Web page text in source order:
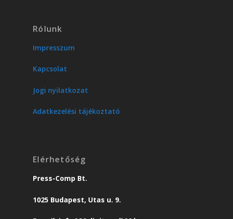
Rólunk
Impresszum
Kapcsolat
Jogi nyilatkozat
Adatkezelési tájékoztató
Elérhetőség
Press-Comp Bt.
1025 Budapest, Utas u. 9.